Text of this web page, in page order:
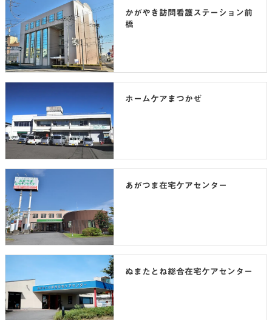
かがやき訪問看護ステーション前
橋
ホームケアまつかぜ
あがつま在宅ケアセンター
ぬまたとね総合在宅ケアセンター